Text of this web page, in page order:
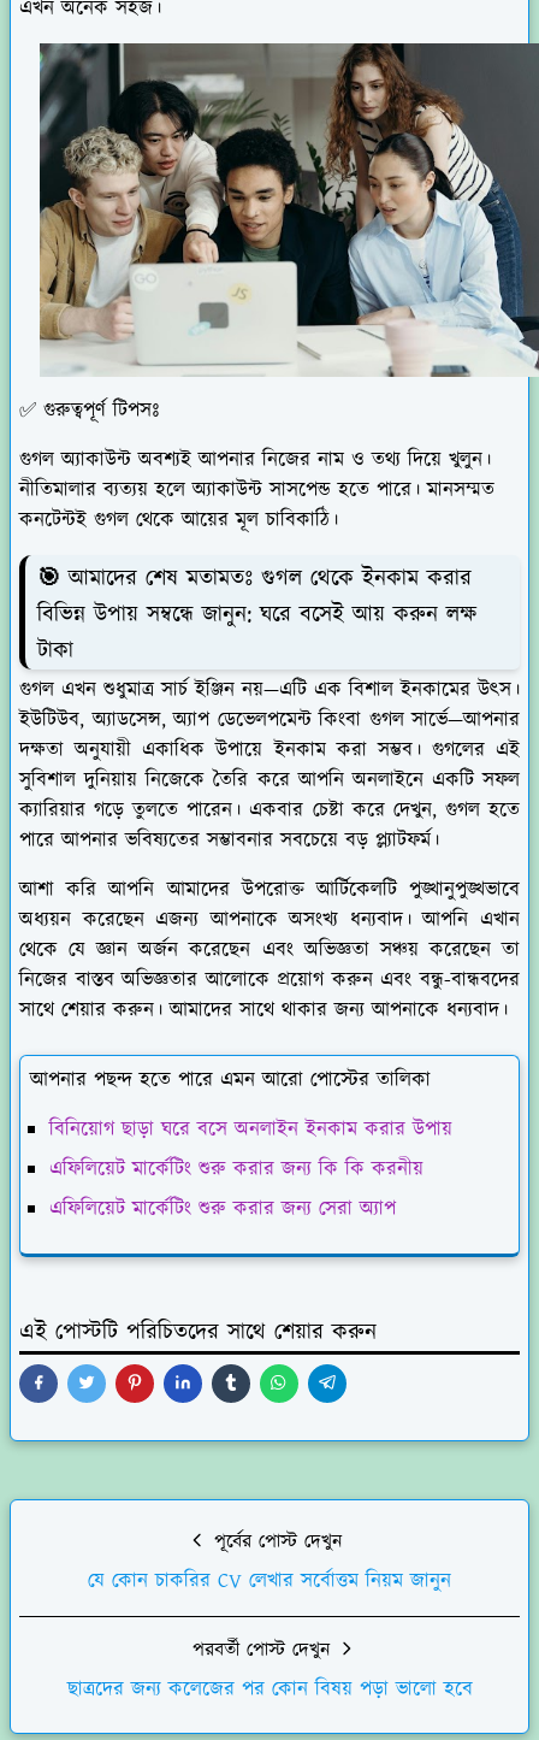
এখন অনেক সহজ।
✅ গুরুত্বপূর্ণ টিপসঃ
গুগল অ্যাকাউন্ট অবশ্যই আপনার নিজের নাম ও তথ্য দিয়ে খুলুন।
নীতিমালার ব্যত্যয় হলে অ্যাকাউন্ট সাসপেন্ড হতে পারে। মানসম্মত
কনটেন্টই গুগল থেকে আয়ের মূল চাবিকাঠি।
🎯আমাদের শেষ মতামতঃ গুগল থেকে ইনকাম করার
বিভিন্ন উপায় সম্বন্ধে জানুন: ঘরে বসেই আয় করুন লক্ষ
টাকা
গুগল এখন শুধুমাত্র সার্চ ইঞ্জিন নয়—এটি এক বিশাল ইনকামের উৎস।
ইউটিউব, অ্যাডসেন্স, অ্যাপ ডেভেলপমেন্ট কিংবা গুগল সার্ভে—আপনার
দক্ষতা অনুযায়ী একাধিক উপায়ে ইনকাম করা সম্ভব। গুগলের এই
সুবিশাল দুনিয়ায় নিজেকে তৈরি করে আপনি অনলাইনে একটি সফল
ক্যারিয়ার গড়ে তুলতে পারেন। একবার চেষ্টা করে দেখুন, গুগল হতে
পারে আপনার ভবিষ্যতের সম্ভাবনার সবচেয়ে বড় প্ল্যাটফর্ম।
আশা করি আপনি আমাদের উপরোক্ত আর্টিকেলটি পুঙ্খানুপুঙ্খভাবে
অধ্যয়ন করেছেন এজন্য আপনাকে অসংখ্য ধন্যবাদ। আপনি এখান
থেকে যে জ্ঞান অর্জন করেছেন এবং অভিজ্ঞতা সঞ্চয় করেছেন তা
নিজের বাস্তব অভিজ্ঞতার আলোকে প্রয়োগ করুন এবং বন্ধু-বান্ধবদের
সাথে শেয়ার করুন। আমাদের সাথে থাকার জন্য আপনাকে ধন্যবাদ।
আপনার পছন্দ হতে পারে এমন আরো পোস্টের তালিকা
বিনিয়োগ ছাড়া ঘরে বসে অনলাইন ইনকাম করার উপায়
এফিলিয়েট মার্কেটিং শুরু করার জন্য কি কি করনীয়
এফিলিয়েট মার্কেটিং শুরু করার জন্য সেরা অ্যাপ
এই পোস্টটি পরিচিতদের সাথে শেয়ার করুন
পূর্বের পোস্ট দেখুন
যে কোন চাকরির CV লেখার সর্বোত্তম নিয়ম জানুন
পরবর্তী পোস্ট দেখুন
ছাত্রদের জন্য কলেজের পর কোন বিষয় পড়া ভালো হবে